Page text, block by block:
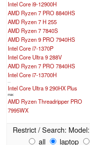
Intel Core i9-12900H
AMD Ryzen 7 PRO 8840HS
AMD Ryzen 7 H 255
AMD Ryzen 7 7840S
AMD Ryzen 9 PRO 7940HS
Intel Core i7-1370P
Intel Core Ultra 9 288V
AMD Ryzen 7 PRO 7840HS
Intel Core i7-13700H
Intel Core Ultra 9 290HX Plus
max:
AMD Ryzen Threadripper PRO
7995WX
Restrict / Search: Model:
all
laptop